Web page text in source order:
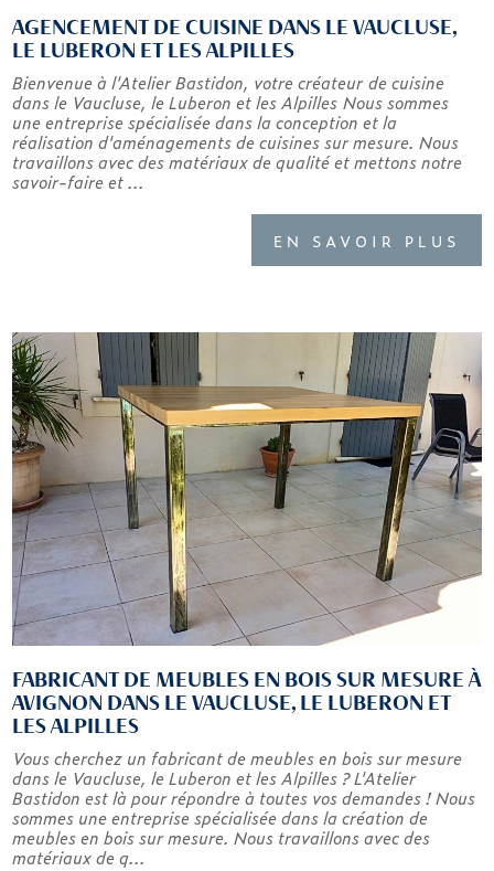
AGENCEMENT DE CUISINE DANS LE VAUCLUSE,
LE LUBERON ET LES ALPILLES
Bienvenue à l'Atelier Bastidon, votre créateur de cuisine
dans le Vaucluse, le Luberon et les Alpilles Nous sommes
une entreprise spécialisée dans la conception et la
réalisation d'aménagements de cuisines sur mesure. Nous
travaillons avec des matériaux de qualité et mettons notre
savoir-faire et ...
EN SAVOIR PLUS
FABRICANT DE MEUBLES EN BOIS SUR MESURE À
AVIGNON DANS LE VAUCLUSE, LE LUBERON ET
LES ALPILLES
Vous cherchez un fabricant de meubles en bois sur mesure
dans le Vaucluse, le Luberon et les Alpilles ? L'Atelier
Bastidon est là pour répondre à toutes vos demandes ! Nous
sommes une entreprise spécialisée dans la création de
meubles en bois sur mesure. Nous travaillons avec des
matériaux de q...